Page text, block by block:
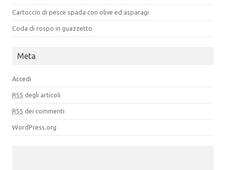
Cartoccio di pesce spada con olive ed asparagi
Coda di rospo in guazzetto
Meta
Accedi
RSS degli articoli
RSS dei commenti
WordPress.org